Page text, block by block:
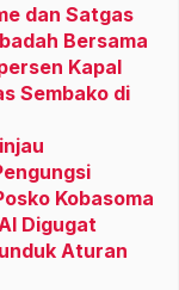
dan Satgas
Bersama
Kapal
Sembako di
Kobasoma
Digugat
Aturan